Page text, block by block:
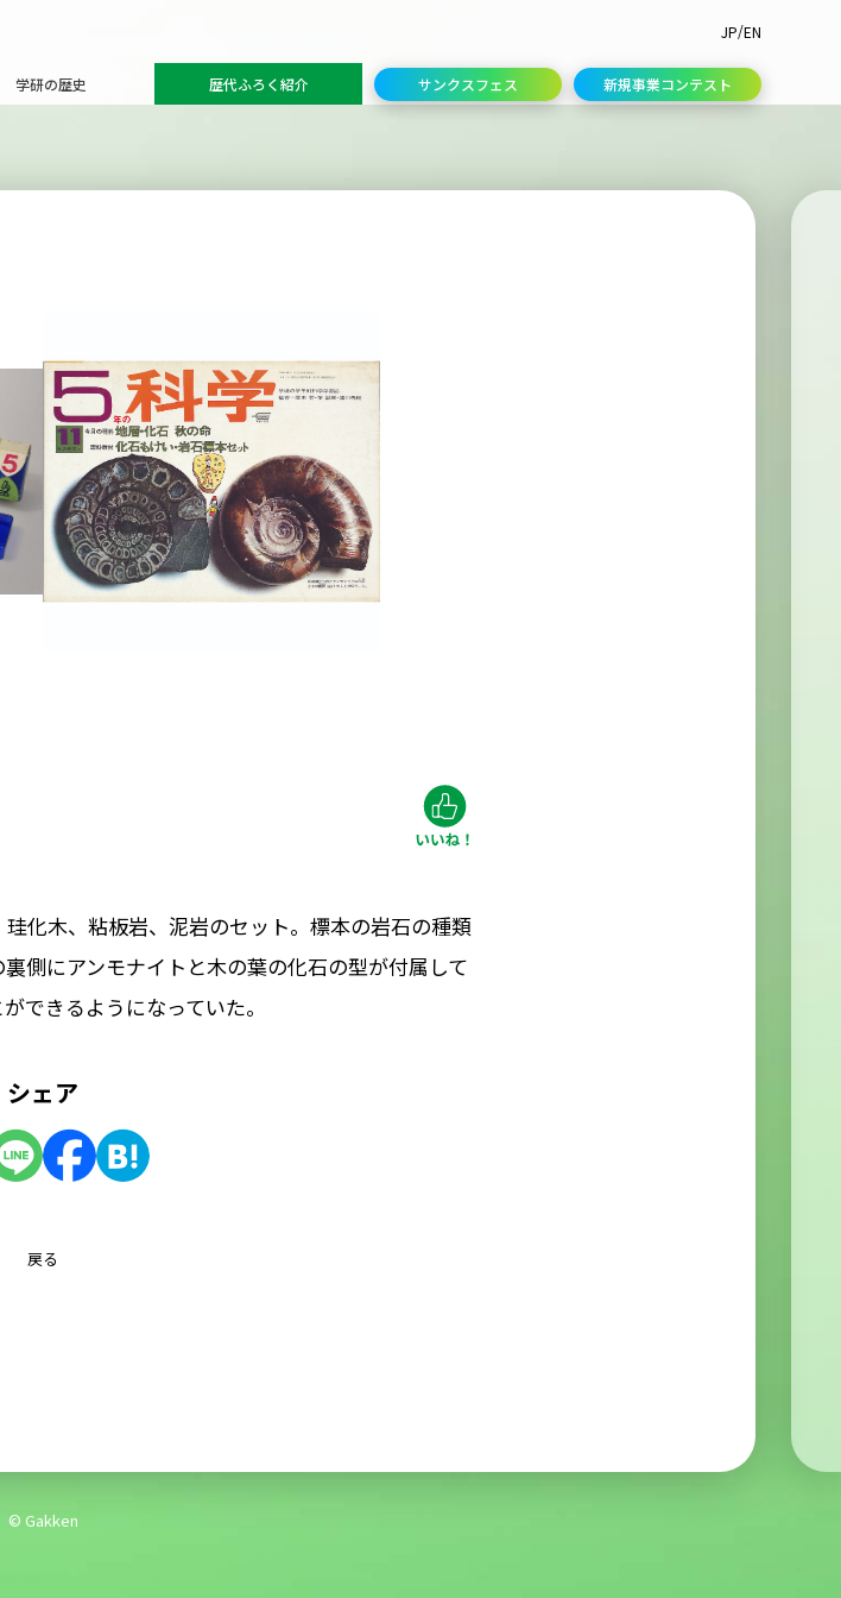
JP/EN
学研の歴史 歴代ふろく紹介 サンクスフェス 新規事業コンテスト
化木、粘板岩、泥岩のセット。標本の岩石の種類
側にアンモナイトと木の葉の化石の型が付属して
できるようになっていた。
シェア
戻る
© Gakken